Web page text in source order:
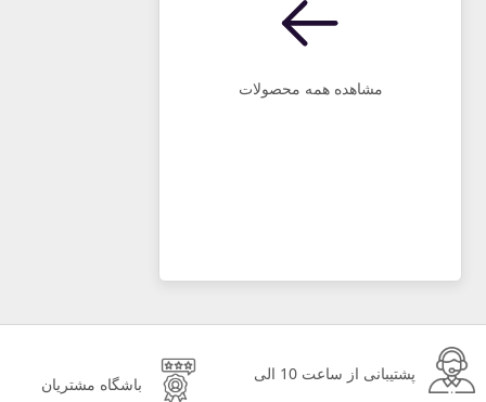
مشاهده همه محصولات
پشتیبانی از ساعت 10 الی
باشگاه مشتریان